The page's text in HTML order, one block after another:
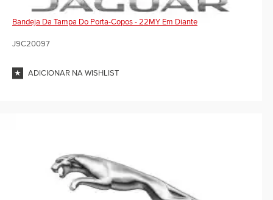
Bandeja Da Tampa Do Porta-Copos - 22MY Em Diante
J9C20097
ADICIONAR NA WISHLIST